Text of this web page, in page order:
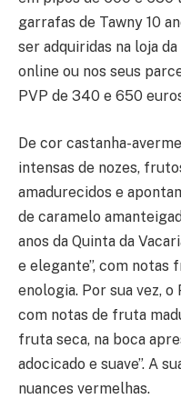
garrafas de Tawny 10
ser adquiridas na loja
online ou nos seus
PVP de 340 e 650
De cor castanha-
intensas de nozes,
amadurecidos e
de caramelo
anos da Quinta da
e elegante”, com notas
enologia. Por sua vez,
com notas de fruta
fruta seca, na boca
adocicado e suave”. A
nuances vermelhas.